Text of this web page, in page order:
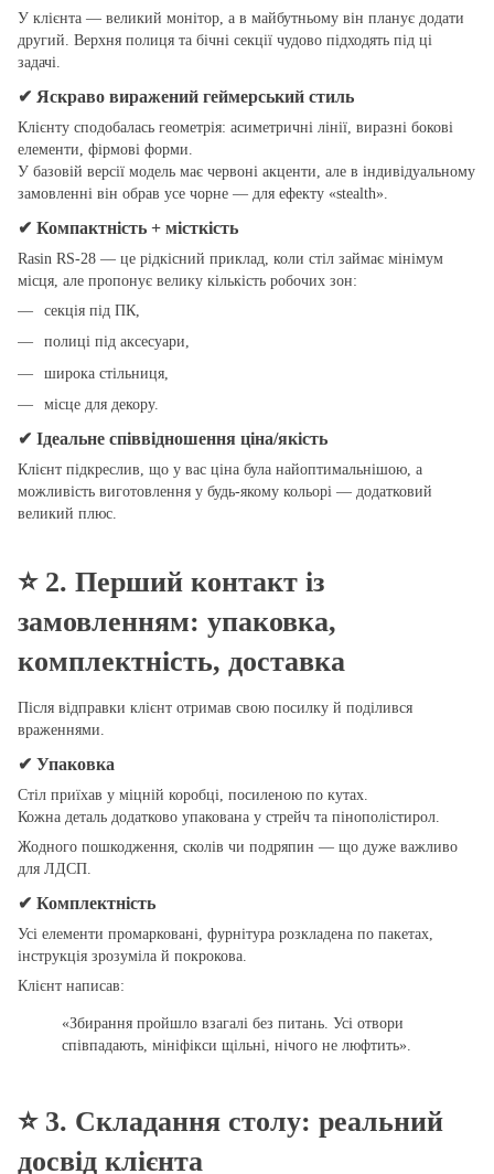
У клієнта — великий монітор, а в майбутньому він планує додати
другий. Верхня полиця та бічні секції чудово підходять під ці
задачі.
✔ Яскраво виражений геймерський стиль
Клієнту сподобалась геометрія: асиметричні лінії, виразні бокові
елементи, фірмові форми.
У базовій версії модель має червоні акценти, але в індивідуальному
замовленні він обрав усе чорне — для ефекту «stealth».
✔ Компактність + місткість
Rasin RS-28 — це рідкісний приклад, коли стіл займає мінімум
місця, але пропонує велику кількість робочих зон:
секція під ПК,
полиці під аксесуари,
широка стільниця,
місце для декору.
✔ Ідеальне співвідношення ціна/якість
Клієнт підкреслив, що у вас ціна була найоптимальнішою, а
можливість виготовлення у будь-якому кольорі — додатковий
великий плюс.
⭐ 2. Перший контакт із
замовленням: упаковка,
комплектність, доставка
Після відправки клієнт отримав свою посилку й поділився
враженнями.
✔ Упаковка
Стіл приїхав у міцній коробці, посиленою по кутах.
Кожна деталь додатково упакована у стрейч та пінополістирол.
Жодного пошкодження, сколів чи подряпин — що дуже важливо
для ЛДСП.
✔ Комплектність
Усі елементи промарковані, фурнітура розкладена по пакетах,
інструкція зрозуміла й покрокова.
Клієнт написав:
«Збирання пройшло взагалі без питань. Усі отвори
співпадають, мініфікси щільні, нічого не люфтить».
⭐ 3. Складання столу: реальний
досвід клієнта